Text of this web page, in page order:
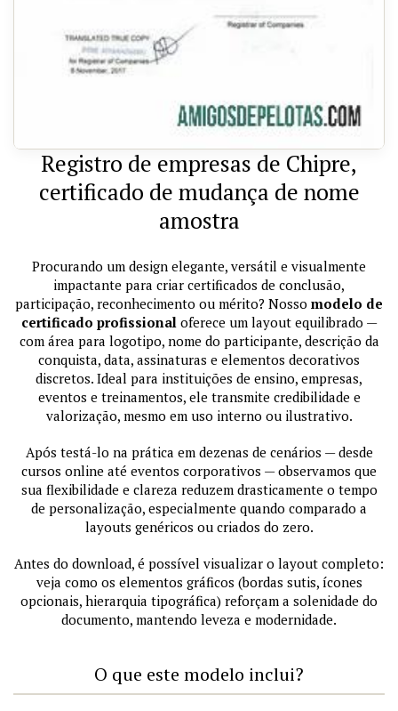
Registro de empresas de Chipre,
certificado de mudança de nome
amostra
Procurando um design elegante, versátil e visualmente
impactante para criar certificados de conclusão,
participação, reconhecimento ou mérito? Nosso modelo de
certificado profissional oferece um layout equilibrado —
com área para logotipo, nome do participante, descrição da
conquista, data, assinaturas e elementos decorativos
discretos. Ideal para instituições de ensino, empresas,
eventos e treinamentos, ele transmite credibilidade e
valorização, mesmo em uso interno ou ilustrativo.
Após testá-lo na prática em dezenas de cenários — desde
cursos online até eventos corporativos — observamos que
sua flexibilidade e clareza reduzem drasticamente o tempo
de personalização, especialmente quando comparado a
layouts genéricos ou criados do zero.
Antes do download, é possível visualizar o layout completo:
veja como os elementos gráficos (bordas sutis, ícones
opcionais, hierarquia tipográfica) reforçam a solenidade do
documento, mantendo leveza e modernidade.
O que este modelo inclui?